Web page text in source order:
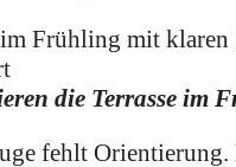
die Terrasse im
fehlt